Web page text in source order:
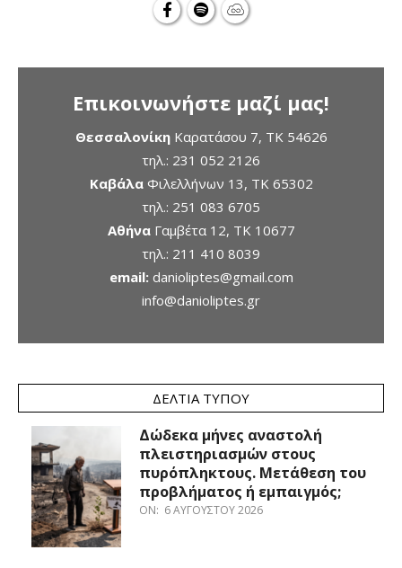
Επικοινωνήστε μαζί μας!
ΘεσσαλονίκηΚαρατάσου 7, TK 54626
τηλ.: 231 052 2126
ΚαβάλαΦιλελλήνων 13, ΤΚ 65302
τηλ.: 251 083 6705
ΑθήναΓαμβέτα 12, ΤΚ 10677
τηλ.: 211 410 8039
email: danioliptes@gmail.com
info@danioliptes.gr
ΔΕΛΤΊΑ ΤΎΠΟΥ
Δώδεκα μήνες αναστολή
πλειστηριασμών στους
πυρόπληκτους. Μετάθεση του
προβλήματος ή εμπαιγμός;
ON: 6 ΑΥΓΟΎΣΤΟΥ 2026